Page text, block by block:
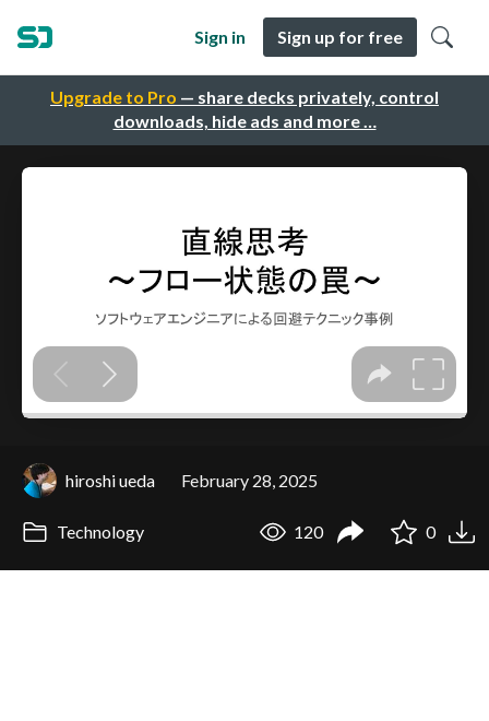
Upgrade to Pro — share decks privately, control
downloads, hide ads and more …
Sign in Sign up for free
hiroshi ueda February 28, 2025
Technology 120 0